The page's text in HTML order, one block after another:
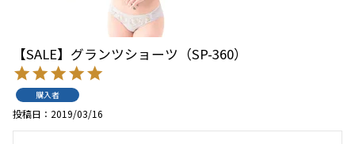
【SALE】グランツショーツ（SP-360）
購入者
投稿日 2019/03/16